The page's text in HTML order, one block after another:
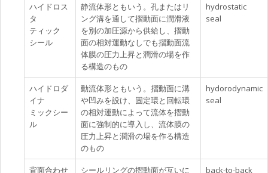
ハイドロス
タ
ティック
シール
静流体形ともいう。孔またはリ
ング溝を通して摺動面に潤滑液
を別の加圧源から供給し、摺動
面の相対運動なしでも摺動面流
体膜の圧力上昇と潤滑の場を作
る構造のもの
hydrostatic
seal
ハイドロダ
イナ
ミックシー
ル
動流体形ともいう。摺動面に溝
や凹みを設け、固定環と回転環
の相対運動によって流体を摺動
面に強制的に導入し、流体膜の
圧力上昇と潤滑の場を作る構造
のもの
hydorodynamic
seal
背面合わせ
シールリングの摺動面が互いに
back-to-back